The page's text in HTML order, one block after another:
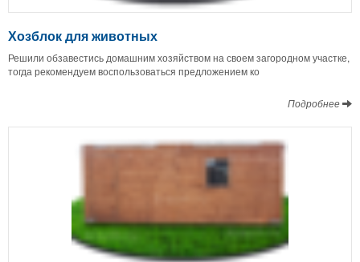
Хозблок для животных
Решили обзавестись домашним хозяйством на своем загородном участке,
тогда рекомендуем воспользоваться предложением ко
Подробнее